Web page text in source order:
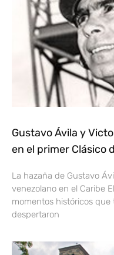
Gustavo Ávila y
en el primer Clásico
La hazaña de Gustavo
venezolano en el Caribe
momentos históricos
despertaron